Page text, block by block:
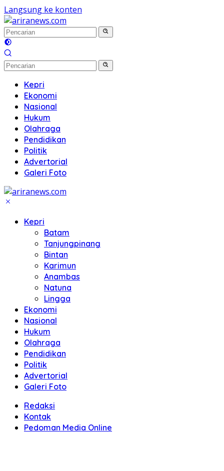
Langsung ke konten
Kepri
Ekonomi
Nasional
Hukum
Olahraga
Pendidikan
Politik
Advertorial
Galeri Foto
Kepri
Batam
Tanjungpinang
Bintan
Karimun
Anambas
Natuna
Lingga
Ekonomi
Nasional
Hukum
Olahraga
Pendidikan
Politik
Advertorial
Galeri Foto
Redaksi
Kontak
Pedoman Media Online